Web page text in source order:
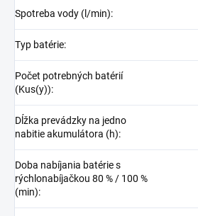
Spotreba vody (l/min):
Typ batérie:
Počet potrebných batérií
(Kus(y)):
Dĺžka prevádzky na jedno
nabitie akumulátora (h):
Doba nabíjania batérie s
rýchlonabíjačkou 80 % / 100 %
(min):